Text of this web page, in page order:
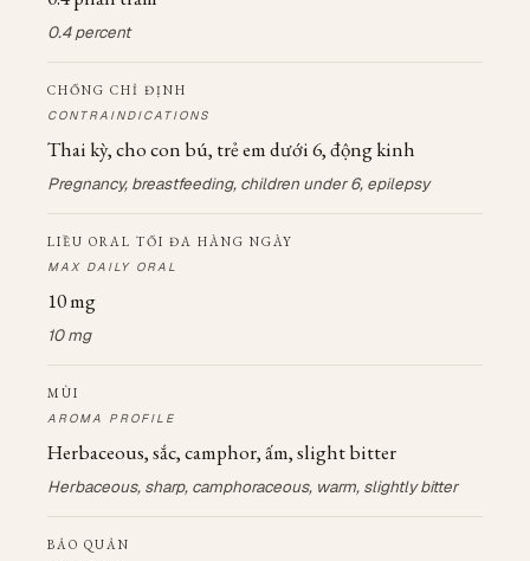
0.4 percent
CHỐNG CHỈ ĐỊNH
CONTRAINDICATIONS
Thai kỳ, cho con bú, trẻ em dưới 6, động kinh
Pregnancy, breastfeeding, children under 6, epilepsy
LIỀU ORAL TỐI ĐA HÀNG NGÀY
MAX DAILY ORAL
10 mg
10 mg
MÙI
AROMA PROFILE
Herbaceous, sắc, camphor, ấm, slight bitter
Herbaceous, sharp, camphoraceous, warm, slightly bitter
BẢO QUẢN